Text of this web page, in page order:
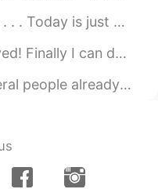
I think that every day is bea...
in my textbooks but I can't us...
should try to learn Korean It's easier ...